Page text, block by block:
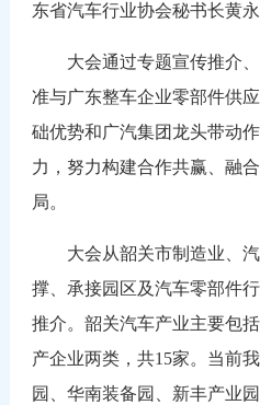
东省汽车行业协会秘书长
大会通过专题宣传推介
准与广东整车企业零部件供
础优势和广汽集团龙头带动
力，努力构建合作共赢、融
局。
大会从韶关市制造业、
撑、承接园区及汽车零部件
推介。韶关汽车产业主要包
产企业两类，共15家。当前
园、华南装备园、新丰产业